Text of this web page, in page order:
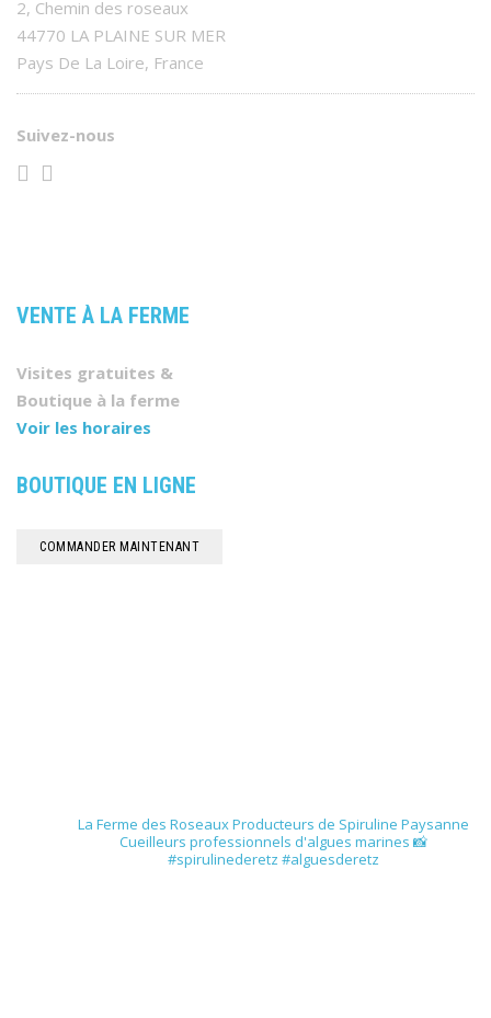
2, Chemin des roseaux
44770 LA PLAINE SUR MER
Pays De La Loire, France
Suivez-nous
VENTE À LA FERME
Visites gratuites &
Boutique à la ferme
Voir les horaires
BOUTIQUE EN LIGNE
COMMANDER MAINTENANT
La Ferme des RoseauxProducteurs de Spiruline Paysanne
Cueilleurs professionnels d'algues marines 📸
#spirulinederetz #alguesderetz